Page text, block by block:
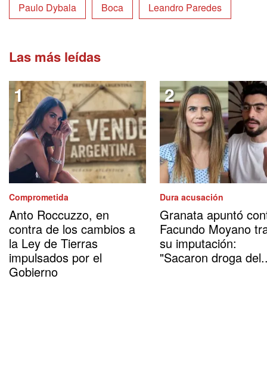
Paulo Dybala Boca Leandro Paredes
Las más leídas
Comprometida
Anto Roccuzzo, en
contra de los cambios a
la Ley de Tierras
impulsados por el
Gobierno
Dura acusación
Granata apuntó
Facundo Moyano
su imputación:
"Sacaron droga